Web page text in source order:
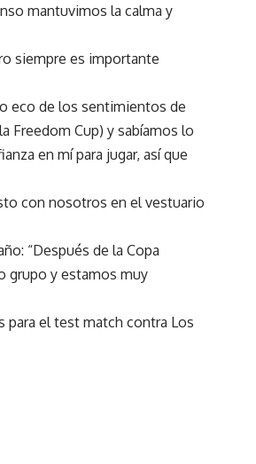
mantuvimos la calma y
siempre es importante
eco de los sentimientos de
Freedom Cup) y sabíamos lo
en mí para jugar, así que
con nosotros en el vestuario
“Después de la Copa
grupo y estamos muy
para el test match contra Los